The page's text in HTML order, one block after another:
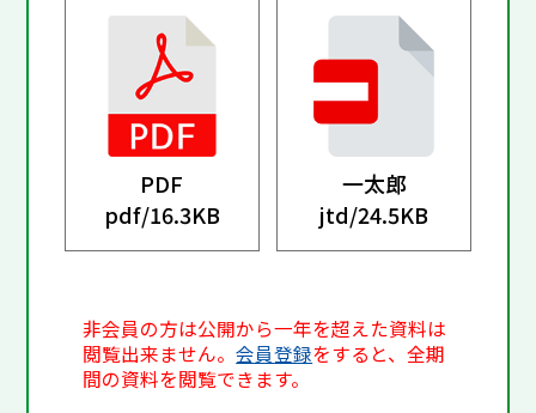
PDF
pdf/16.3KB
一太郎
jtd/24.5KB
非会員の方は公開から一年を超えた資料は
閲覧出来ません。会員登録をすると、全期
間の資料を閲覧できます。